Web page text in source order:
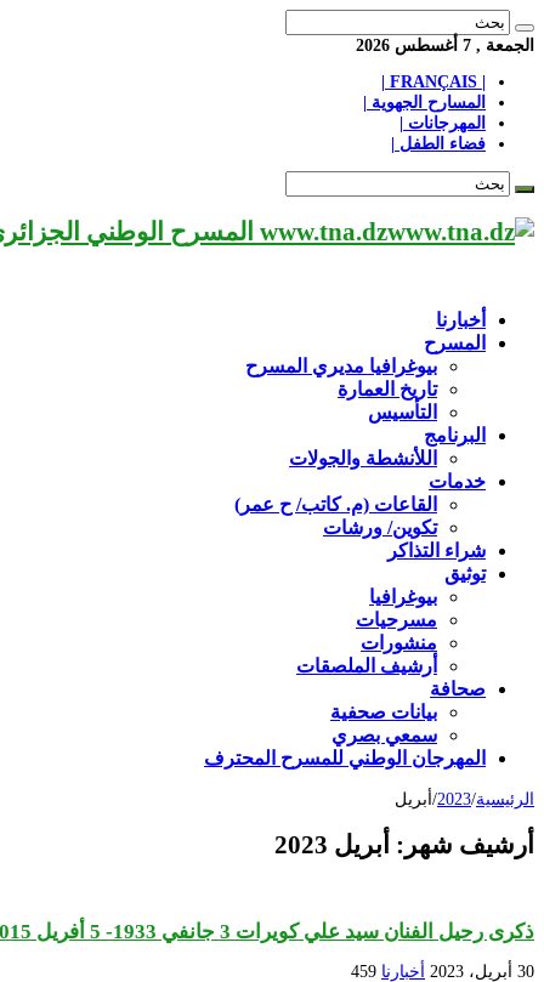
الجمعة , 7 أغسطس 2026
المسارح الجهوية |
المهرجانات |
فضاء الطفل |
www.tna.dz المسرح الوطني الجزائري مؤسسة ثقافية عريقة تابعة لوزارة الثقافة-الجزائر، يحمل اسم العميد «محي الدين بشطارزي».
أخبارنا
المسرح
بيوغرافيا مديري المسرح
تاريخ العمارة
التأسيس
البرنامج
اللأنشطة والجولات
خدمات
القاعات (م. كاتب/ ح عمر)
تكوين/ ورشات
شراء التذاكر
توثيق
بيوغرافيا
مسرحيات
منشورات
أرشيف الملصقات
صحافة
بيانات صحفية
سمعي بصري
المهرجان الوطني للمسرح المحترف
الرئيسية/
2023
/ أبريل
أرشيف شهر: أبريل 2023
ذكرى رحيل الفنان سيد علي كويرات 3 جانفي 1933- 5 أفريل 2015
30 أبريل، 2023 أخبارنا 459